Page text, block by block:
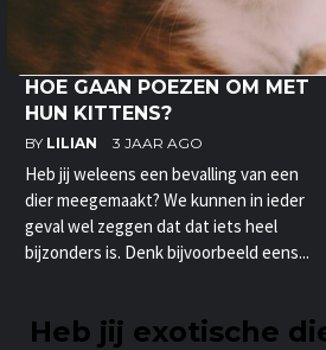
HOE GAAN POEZEN OM MET
HUN KITTENS?
BY LILIAN 3 JAAR AGO
Heb jij weleens een bevalling van een
dier meegemaakt? We kunnen in ieder
geval wel zeggen dat dat iets heel
bijzonders is. Denk bijvoorbeeld eens...
Heb jij exotische